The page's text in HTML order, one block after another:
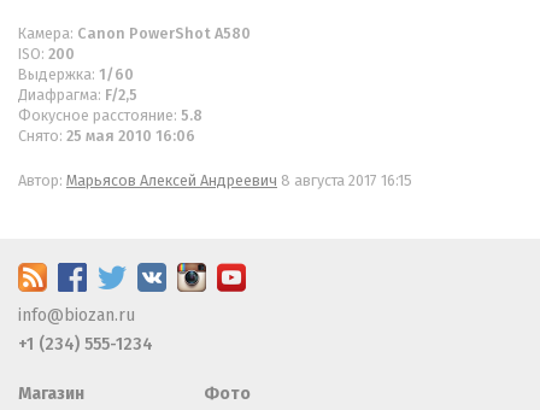
Камера: Canon PowerShot A580
ISO: 200
Выдержка: 1/60
Диафрагма: F/2,5
Фокусное расстояние: 5.8
Снято: 25 мая 2010 16:06
Автор: Марьясов Алексей Андреевич 8 августа 2017 16:15
info@biozan.ru
+1 (234) 555-1234
Магазин
Фото